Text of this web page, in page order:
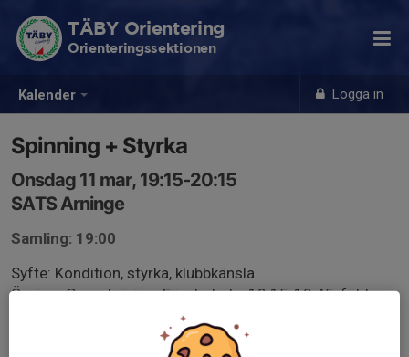
Kalender Logga in
TÄBY Orientering
Orienteringssektionen
Spinning + Styrka
Onsdag 11 mar, 19:15-20:15
SATS Arninge
Samling: 19:00
Syfte: Kondition, styrka, klubbkänsla
Övning: Gruppträning. Först styrka 19:15-19:45, följt av
spinningpass 19:45-20:15.
Ledare: Åsa Sjölander